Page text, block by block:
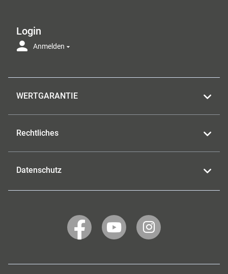
Login
Anmelden
WERTGARANTIE
Rechtliches
Datenschutz
WERTGARANTIE
auf
WERTGARANTIE
auf
WERTGARANTIE
auf